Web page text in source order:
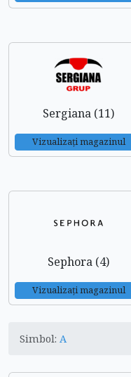
Sergiana (11)
Vizualizați magazinul
Sephora (4)
Vizualizați magazinul
Simbol: A